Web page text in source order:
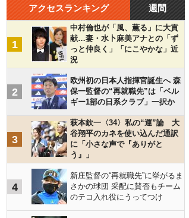
アクセスランキング 週間
1
中村倫也が「風、薫る」に大貢
献…妻・水卜麻美アナとの「ず
っと仲良く」「にこやかな」近
況
2
欧州初の日本人指揮官誕生へ 森
保一監督の“再就職先”は「ベル
ギー1部の日系クラブ」一択か
3
萩本欽一〈34〉私の“運”論 大
谷翔平のカネを使い込んだ通訳
に「小さな声で『ありがと
う』」
4
新庄監督の“再就職先”に挙がるま
さかの球団 采配に賛否もチーム
のテコ入れ役にうってつけ